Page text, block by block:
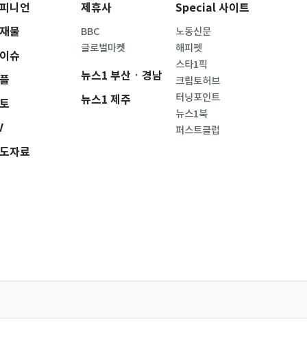
니언
물
슈
자료
제휴사
BBC
글로벌마켓
뉴스1 부산ㆍ경남
뉴스1 제주
Special 사이트
노동신문
해피펫
스타1픽
크립토허브
터닝포인트
뉴스1북
퍼스트클럽